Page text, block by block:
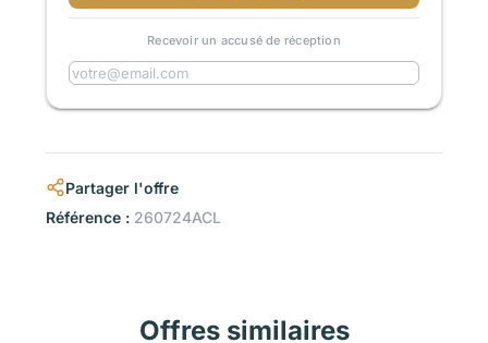
Recevoir un accusé de réception
Partager l'offre
Référence : 260724ACL
Offres similaires